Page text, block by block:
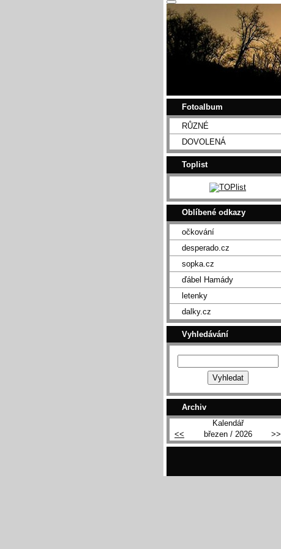
Fotoalbum
RŮZNÉ
DOVOLENÁ
Toplist
Oblíbené odkazy
očkování
desperado.cz
sopka.cz
ďábel Hamády
letenky
dalky.cz
Vyhledávání
Archiv
Kalendář
<<
březen / 2026 >>